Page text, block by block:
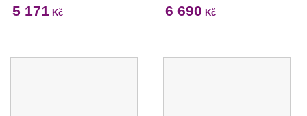
5 171 Kč 6 690 Kč